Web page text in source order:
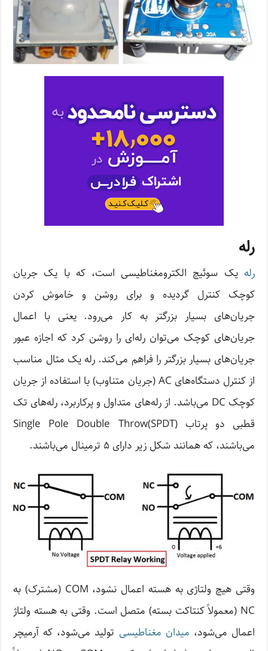
رله
رله یک سوئیچ الکترومغناطیسی است، که با یک جریان
کوچک کنترل گردیده و برای روشن و خاموش کردن
جریان‌های بسیار بزرگتر به کار می‌رود. یعنی با اعمال
جریان‌های کوچک می‌توان رله‌ای را روشن کرد که اجازه عبور
جریان‌های بسیار بزرگتر را فراهم می‌کند. رله یک مثال مناسب
از کنترل دستگاه‌های AC (جریان متناوب) با استفاده از جریان
کوچک DC می‌باشد. از رله‌های متداول و پرکاربرد، رله‌های تک
قطبی دو پرتاب Single Pole Double Throw(SPDT)
می‌باشند، که همانند شکل زیر دارای ۵ ترمینال می‌باشند.
وقتی هیچ ولتاژی به هسته اعمال نشود، COM (مشترک) به
NC (معمولاً کنتاکت بسته) متصل است. وقتی به هسته‌ ولتاژ
اعمال می‌شود، میدان مغناطیسی تولید می‌شود، که آرمیچر